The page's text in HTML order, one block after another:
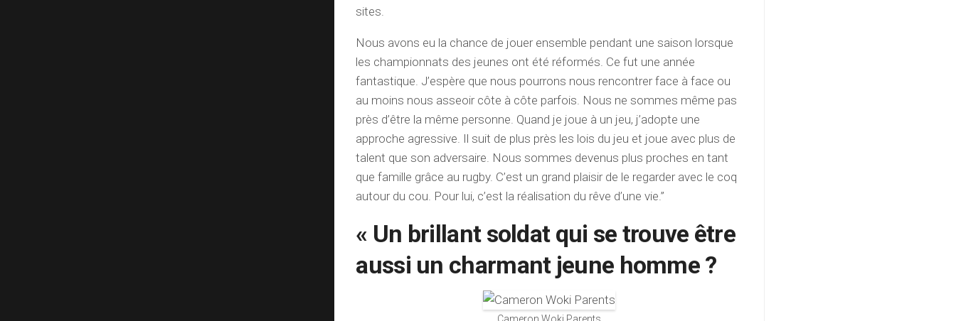
sites.
Nous avons eu la chance de jouer ensemble pendant une saison lorsque
les championnats des jeunes ont été réformés. Ce fut une année
fantastique. J’espère que nous pourrons nous rencontrer face à face ou
au moins nous asseoir côte à côte parfois. Nous ne sommes même pas
près d’être la même personne. Quand je joue à un jeu, j’adopte une
approche agressive. Il suit de plus près les lois du jeu et joue avec plus de
talent que son adversaire. Nous sommes devenus plus proches en tant
que famille grâce au rugby. C’est un grand plaisir de le regarder avec le coq
autour du cou. Pour lui, c’est la réalisation du rêve d’une vie.”
« Un brillant soldat qui se trouve être
aussi un charmant jeune homme ?